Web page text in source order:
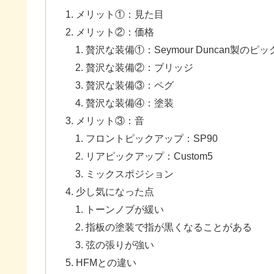
メリット①：見た目
メリット②：価格
贅沢な装備①：Seymour Duncan製のピッ
贅沢な装備②：ブリッジ
贅沢な装備③：ペグ
贅沢な装備④：塗装
メリット③：音
フロントピックアップ：SP90
リアピックアップ：Custom5
ミックスポジション
少し気になった点
トーンノブが緩い
指板の塗装で指が黒くなることがある
弦の張りが強い
HFMとの違い